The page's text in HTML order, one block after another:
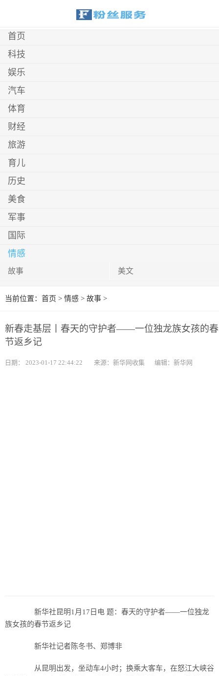
首页
科技
娱乐
汽车
体育
财经
旅游
育儿
历史
美食
军事
国际
情感
故事 美文
当前位置： 首页 > 情感 > 故事 >
新春走基层丨春天的守护者——一位独龙族女孩的春
节返乡记
日期： 2023-01-17 22:44:22 来源：新华网收集 编辑：新华网
新华社昆明1月17日电 题：春天的守护者——一位独龙
族女孩的春节返乡记
新华社记者陈冬书、郑博非
从昆明出发，坐动车4小时；换乘大客车，在怒江大峡谷